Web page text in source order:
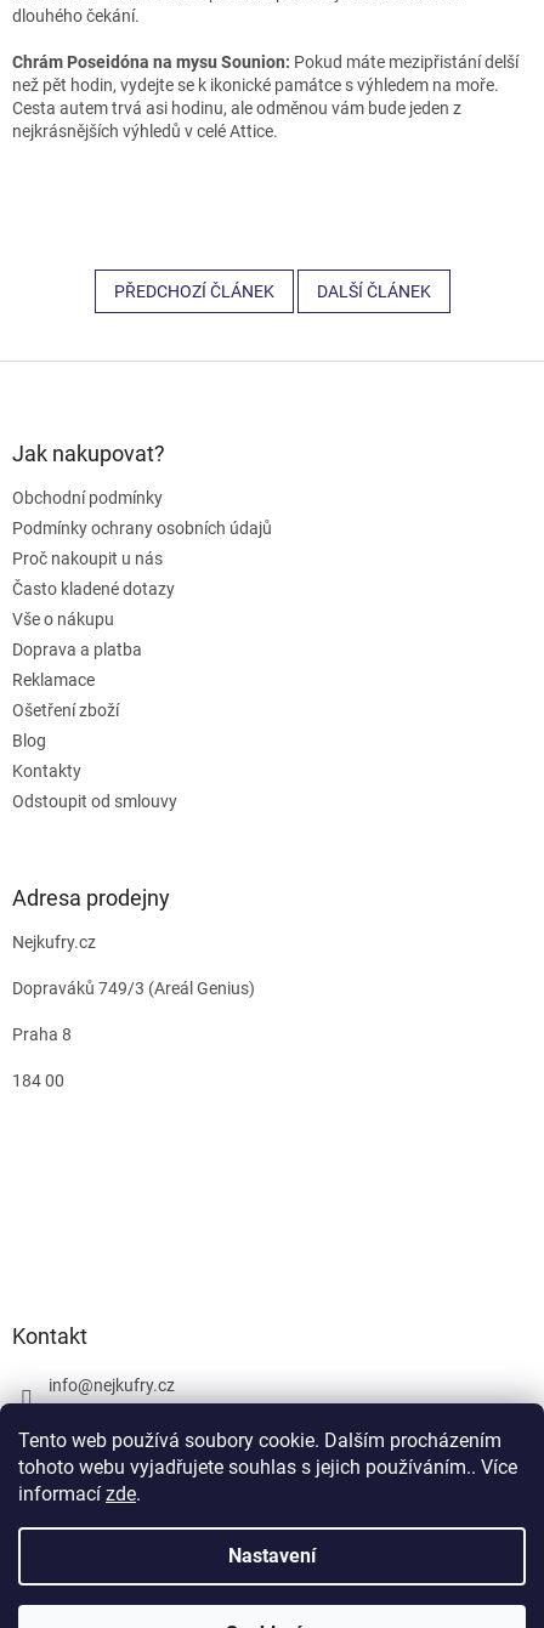
Tento web používá soubory cookie. Dalším procházením
tohoto webu vyjadřujete souhlas s jejich používáním.. Více
informací zde.
Nastavení
dlouhého čekání.
Chrám Poseidóna na mysu Sounion: Pokud máte mezipřistání delší
než pět hodin, vydejte se k ikonické památce s výhledem na moře.
Cesta autem trvá asi hodinu, ale odměnou vám bude jeden z
nejkrásnějších výhledů v celé Attice.
PŘEDCHOZÍ ČLÁNEK DALŠÍ ČLÁNEK
Jak nakupovat?
Obchodní podmínky
Podmínky ochrany osobních údajů
Proč nakoupit u nás
Často kladené dotazy
Vše o nákupu
Doprava a platba
Reklamace
Ošetření zboží
Blog
Kontakty
Odstoupit od smlouvy
Adresa prodejny
Nejkufry.cz
Dopraváků 749/3 (Areál Genius)
Praha 8
184 00
Kontakt
info@nejkufry.cz
Facebook
Vytvořil Shoptet Premium